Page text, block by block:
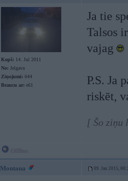
Kopš: 14. Jul 2011
No: Jelgava
Ziņojumi: 644
Braucu ar: e61
Ja tie
Talsos
vajag
P.S. Ja
riskēt,
[ Šo ziņu
Montana 09. Jan 2015,